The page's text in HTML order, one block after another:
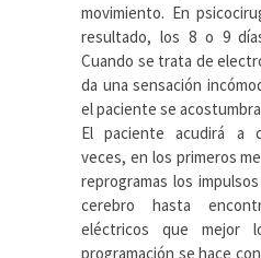
movimiento. En
resultado, los 8 o 9
Cuando se trata de
da una sensación
el paciente se
El paciente acudirá a
veces, en los primeros
reprogramas los
cerebro hasta
eléctricos que mejor
programación se hace